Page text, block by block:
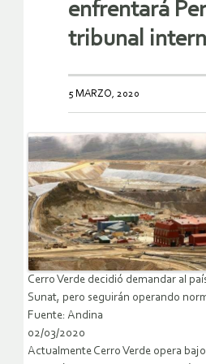
enfrentará
tribunal
5 MARZO, 2020
Cerro Verde decidió demandar al
Sunat, pero seguirán operando
Fuente: Andina
02/03/2020
Actualmente Cerro Verde opera